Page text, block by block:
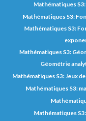
Mathématiques
Mathématiques S3:
Mathématiques S3:
Mathématiques S3:
Géométrie
Mathématiques S3: Jeux
Mathématiques S3:
Mathématiques